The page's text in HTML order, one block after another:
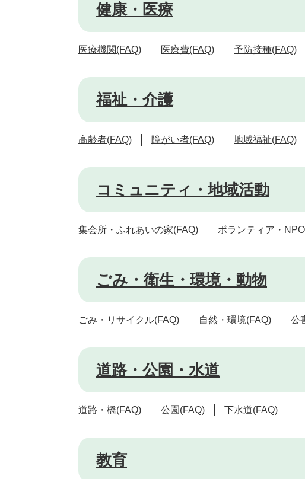
健康・医療
医療機関(FAQ) 医療費(FAQ) 予防接種(FAQ)
福祉・介護
高齢者(FAQ) 障がい者(FAQ) 地域福祉(FAQ)
コミュニティ・地域活動
集会所・ふれあいの家(FAQ) ボランティア・
ごみ・衛生・環境・動物
ごみ・リサイクル(FAQ) 自然・環境(FAQ) 公
道路・公園・水道
道路・橋(FAQ) 公園(FAQ) 下水道(FAQ)
教育